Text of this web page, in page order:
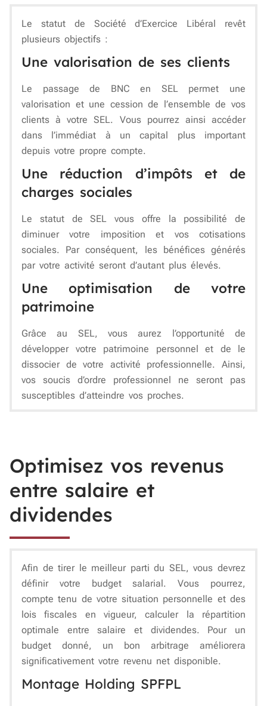
Le statut de Société d’Exercice Libéral revêt
plusieurs objectifs :
Une valorisation de ses clients
Le passage de BNC en SEL permet une
valorisation et une cession de l’ensemble de vos
clients à votre SEL. Vous pourrez ainsi accéder
dans l’immédiat à un capital plus important
depuis votre propre compte.
Une réduction d’impôts et de
charges sociales
Le statut de SEL vous offre la possibilité de
diminuer votre imposition et vos cotisations
sociales. Par conséquent, les bénéfices générés
par votre activité seront d’autant plus élevés.
Une optimisation de votre
patrimoine
Grâce au SEL, vous aurez l’opportunité de
développer votre patrimoine personnel et de le
dissocier de votre activité professionnelle. Ainsi,
vos soucis d’ordre professionnel ne seront pas
susceptibles d’atteindre vos proches.
Optimisez vos revenus
entre salaire et
dividendes
Afin de tirer le meilleur parti du SEL, vous devrez
définir votre budget salarial. Vous pourrez,
compte tenu de votre situation personnelle et des
lois fiscales en vigueur, calculer la répartition
optimale entre salaire et dividendes. Pour un
budget donné, un bon arbitrage améliorera
significativement votre revenu net disponible.
Montage Holding SPFPL